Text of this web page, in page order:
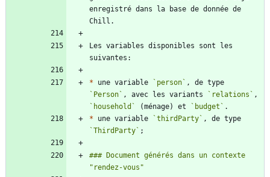
enregistré dans la base de donnée de
Les variables disponibles sont les
* une variable `person`
`Person` , avec les variants `relations`
`household`
(ménage) et `budget`
* une variable `thirdParty`
`ThirdParty`
### Document générés dans un contexte